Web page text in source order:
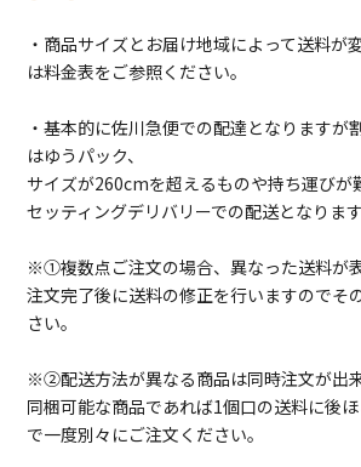
・商品サイズとお届け地域によって送料が
は料金表をご参照ください。
・基本的に佐川急便での配達となりますが
はゆうパック、
サイズが260cmを超えるものや持ち運びが
セッティングデリバリーでの配送となります
※①複数点ご注文の場合、異なった送料が
注文完了後に送料の修正を行いますのでそ
さい。
※②配送方法が異なる商品は同時注文が出来
同梱可能な商品であれば1個口の送料に後
で一度別々にご注文ください。